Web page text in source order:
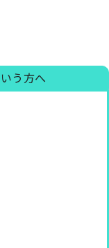
う方へ